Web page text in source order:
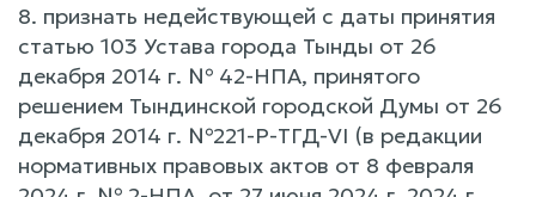
8. признать недействующей с даты принятия
статью 103 Устава города Тынды от 26
декабря 2014 г. № 42-НПА, принятого
решением Тындинской городской Думы от 26
декабря 2014 г. №221-Р-ТГД-VI (в редакции
нормативных правовых актов от 8 февраля